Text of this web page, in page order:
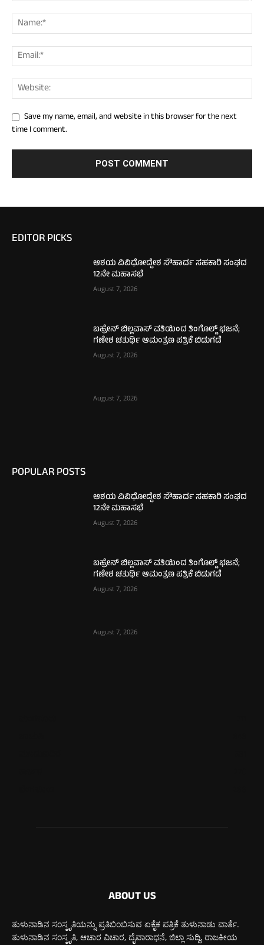
Save my name, email, and website in this browser for the next
time I comment.
EDITOR PICKS
ಆಶಯ ವಿವಿಧೋದ್ದೇಶ ಸೌಹಾರ್ದ ಸಹಕಾರಿ ಸಂಘದ
12ನೇ ಮಹಾಸಭೆ
August 7, 2026
ಬಹ್ರೇನ್ ಬಿಲ್ಲವಾಸ್ ವತಿಯಿಂದ ತಿಂಗೊಲ್ಡ್ ಭಜನೆ;
ಗಣೇಶ ಚತುರ್ಥಿ ಆಮಂತ್ರಣ ಪತ್ರಿಕೆ ಬಿಡುಗಡೆ
August 7, 2026
August 7, 2026
POPULAR POSTS
ಆಶಯ ವಿವಿಧೋದ್ದೇಶ ಸೌಹಾರ್ದ ಸಹಕಾರಿ ಸಂಘದ
12ನೇ ಮಹಾಸಭೆ
August 7, 2026
ಬಹ್ರೇನ್ ಬಿಲ್ಲವಾಸ್ ವತಿಯಿಂದ ತಿಂಗೊಲ್ಡ್ ಭಜನೆ;
ಗಣೇಶ ಚತುರ್ಥಿ ಆಮಂತ್ರಣ ಪತ್ರಿಕೆ ಬಿಡುಗಡೆ
August 7, 2026
August 7, 2026
ABOUT US
ತುಳುನಾಡಿನ ಸಂಸ್ಕೃತಿಯನ್ನು ಪ್ರತಿಬಿಂಬಿಸುವ ಏಕೈಕ ಪತ್ರಿಕೆ ತುಳುನಾಡು ವಾರ್ತೆ.
ತುಳುನಾಡಿನ ಸಂಸ್ಕೃತಿ, ಆಚಾರ ವಿಚಾರ, ದೈವಾರಾಧನೆ, ಜಿಲ್ಲಾ ಸುದ್ದಿ, ರಾಜಕೀಯ